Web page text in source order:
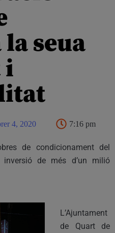
seua
i
4, 2020 7:16 pm
de condicionament del
de més d’un milió
L’Ajuntament
de Quart de